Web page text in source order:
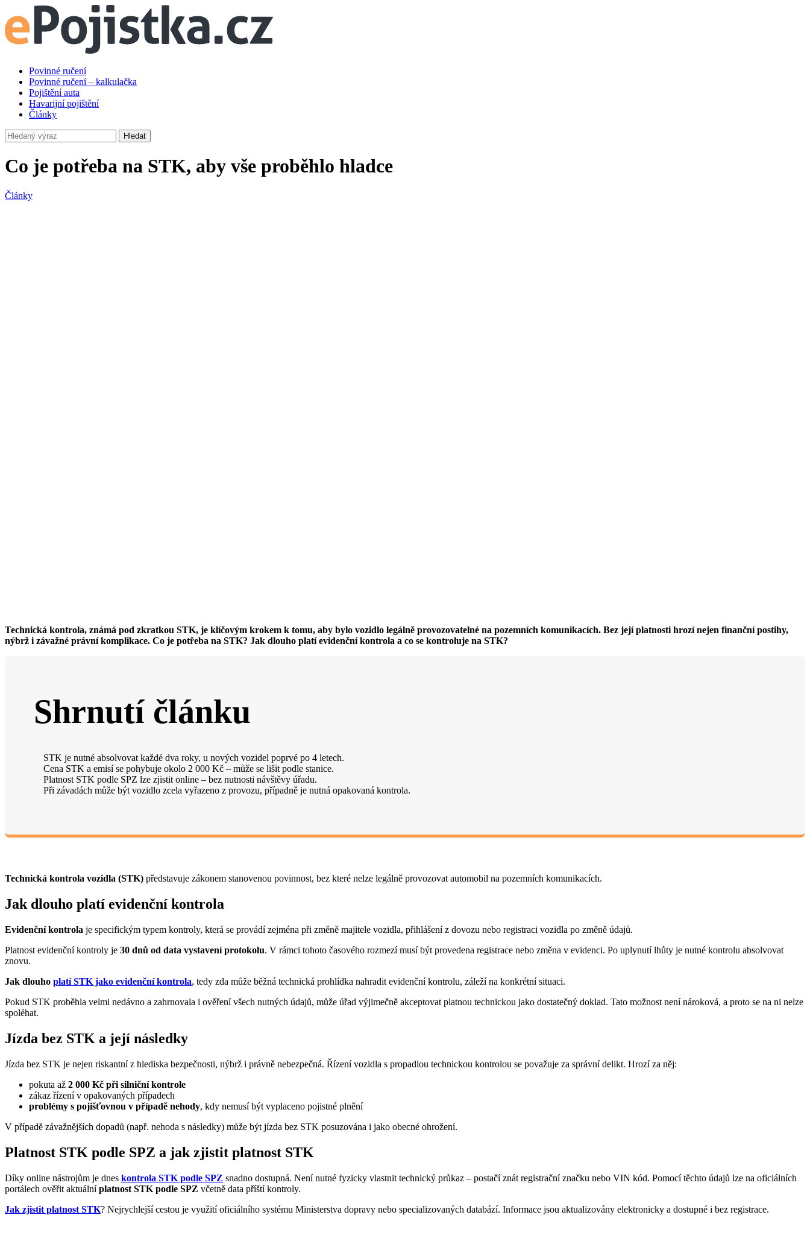
Povinné ručení
Povinné ručení – kalkulačka
Pojištění auta
Havarijní pojištění
Články
Hledat
Co je potřeba na STK, aby vše proběhlo hladce
Články
Technická kontrola, známá pod zkratkou STK, je klíčovým krokem k tomu, aby bylo vozidlo legálně provozovatelné na pozemních komunikacích. Bez její platnosti hrozí nejen finanční postihy,
nýbrž i závažné právní komplikace. Co je potřeba na STK? Jak dlouho platí evidenční kontrola a co se kontroluje na STK?
Shrnutí článku
STK je nutné absolvovat každé dva roky, u nových vozidel poprvé po 4 letech.
Cena STK a emisí se pohybuje okolo 2 000 Kč – může se lišit podle stanice.
Platnost STK podle SPZ lze zjistit online – bez nutnosti návštěvy úřadu.
Při závadách může být vozidlo zcela vyřazeno z provozu, případně je nutná opakovaná kontrola.
Technická kontrola vozidla (STK) představuje zákonem stanovenou povinnost, bez které nelze legálně provozovat automobil na pozemních komunikacích.
Jak dlouho platí evidenční kontrola
Evidenční kontrola je specifickým typem kontroly, která se provádí zejména při změně majitele vozidla, přihlášení z dovozu nebo registraci vozidla po změně údajů.
Platnost evidenční kontroly je 30 dnů od data vystavení protokolu. V rámci tohoto časového rozmezí musí být provedena registrace nebo změna v evidenci. Po uplynutí lhůty je nutné kontrolu absolvovat
znovu.
Jak dlouho platí STK jako evidenční kontrola, tedy zda může běžná technická prohlídka nahradit evidenční kontrolu, záleží na konkrétní situaci.
Pokud STK proběhla velmi nedávno a zahrnovala i ověření všech nutných údajů, může úřad výjimečně akceptovat platnou technickou jako dostatečný doklad. Tato možnost není nároková, a proto se na ni nelze
spoléhat.
Jízda bez STK a její následky
Jízda bez STK je nejen riskantní z hlediska bezpečnosti, nýbrž i právně nebezpečná. Řízení vozidla s propadlou technickou kontrolou se považuje za správní delikt. Hrozí za něj:
pokuta až 2 000 Kč při silniční kontrole
zákaz řízení v opakovaných případech
problémy s pojišťovnou v případě nehody, kdy nemusí být vyplaceno pojistné plnění
V případě závažnějších dopadů (např. nehoda s následky) může být jízda bez STK posuzována i jako obecné ohrožení.
Platnost STK podle SPZ a jak zjistit platnost STK
Díky online nástrojům je dnes kontrola STK podle SPZ snadno dostupná. Není nutné fyzicky vlastnit technický průkaz – postačí znát registrační značku nebo VIN kód. Pomocí těchto údajů lze na oficiálních
portálech ověřit aktuálníplatnost STK podle SPZ včetně data příští kontroly.
Jak zjistit platnost STK? Nejrychlejší cestou je využití oficiálního systému Ministerstva dopravy nebo specializovaných databází. Informace jsou aktualizovány elektronicky a dostupné i bez registrace.